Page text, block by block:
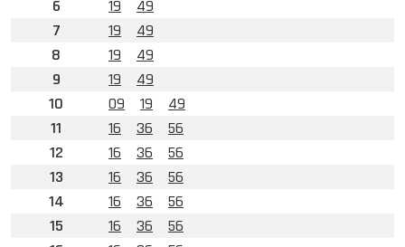
6 19
49
7
19
49
8
19
49
9
19
49
10
09 19
49
11
16 36
56
12
16 36
56
13
16 36
56
14
16 36
56
15
16 36
56